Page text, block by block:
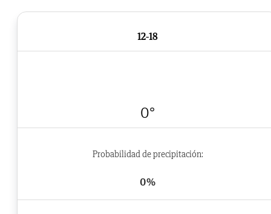
12-18
0°
Probabilidad de precipitación:
0%